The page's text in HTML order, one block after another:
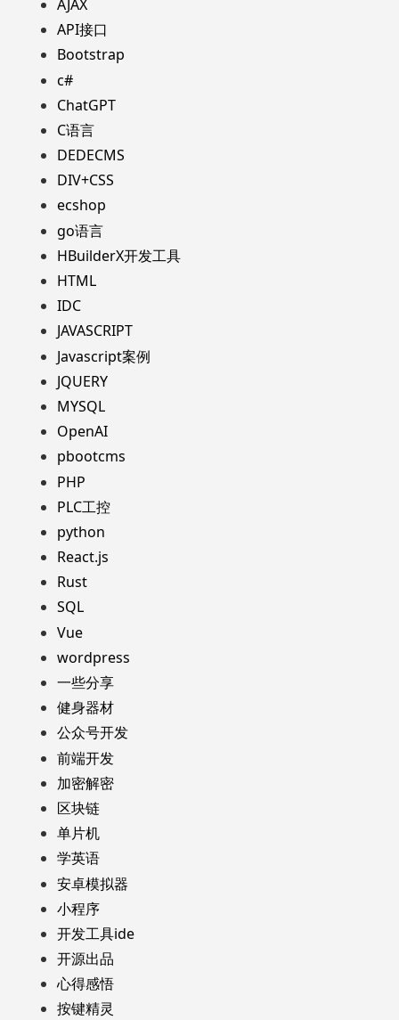
AJAX
API接口
Bootstrap
c#
ChatGPT
C语言
DEDECMS
DIV+CSS
ecshop
go语言
HBuilderX开发工具
HTML
IDC
JAVASCRIPT
Javascript案例
JQUERY
MYSQL
OpenAI
pbootcms
PHP
PLC工控
python
React.js
Rust
SQL
Vue
wordpress
一些分享
健身器材
公众号开发
前端开发
加密解密
区块链
单片机
学英语
安卓模拟器
小程序
开发工具ide
开源出品
心得感悟
按键精灵